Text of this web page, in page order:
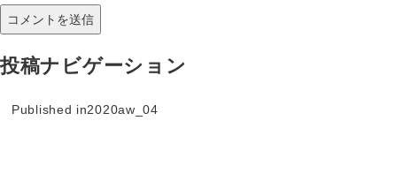
投稿ナビゲーション
Published in2020aw_04